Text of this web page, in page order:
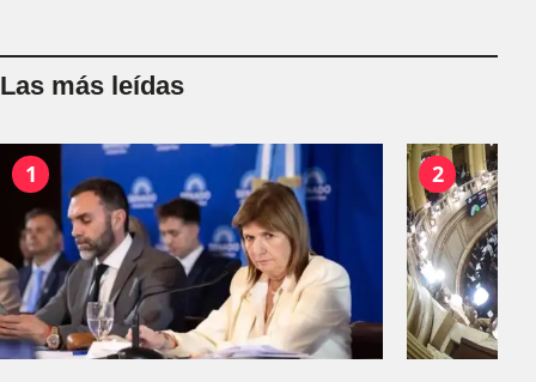
Las más leídas
1 2